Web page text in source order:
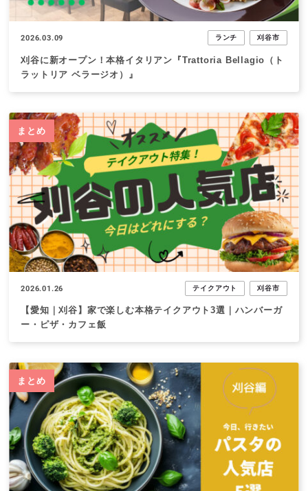
2026.03.09 ランチ 刈谷市
刈谷に新オープン！本格イタリアン『Trattoria Bellagio（ト
ラットリア ベラージオ）』
まとめ
2026.01.26 テイクアウト 刈谷市
【愛知｜刈谷】家で楽しむ本格テイクアウト3選｜ハンバーガ
ー・ピザ・カフェ飯
まとめ